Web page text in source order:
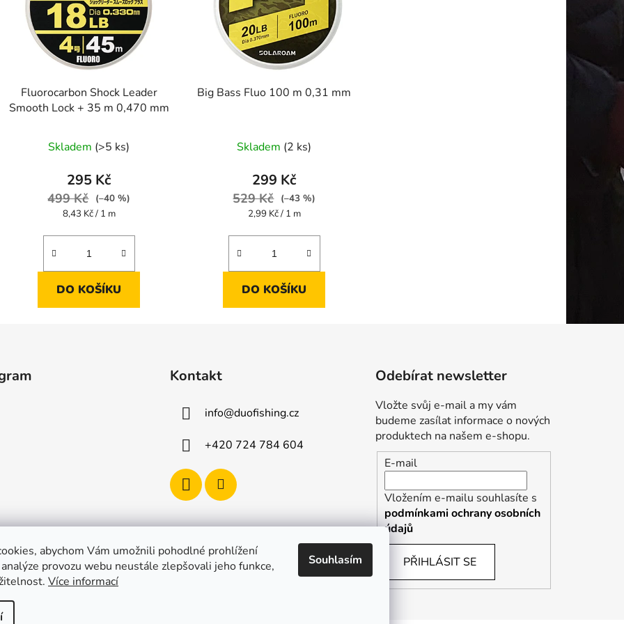
abychom Vám umožnili pohodlné prohlížení
provozu webu neustále zlepšovali jeho funkce,
Více informací
Souhlasím
Fluorocarbon Shock Leader
Smooth Lock + 35 m 0,470 mm
Skladem (>5 ks)
295 Kč
499 Kč (–40 %)
Měrná
8,43 Kč / 1 m
DO KOŠÍKU
Big Bass Fluo 100 m 0,31 mm
Skladem (2 ks)
299 Kč
529 Kč (–43 %)
Měrná
2,99 Kč / 1 m
DO KOŠÍKU
Kontakt
info@duofishing.cz
+420 724 784 604
Odebírat newsletter
Vložte svůj e-mail a my vám
budeme zasílat informace o nových
produktech na našem e-shopu.
E-mail
Vložením e-mailu souhlasíte s
podmínkami ochrany osobních
údajů
PŘIHLÁSIT SE